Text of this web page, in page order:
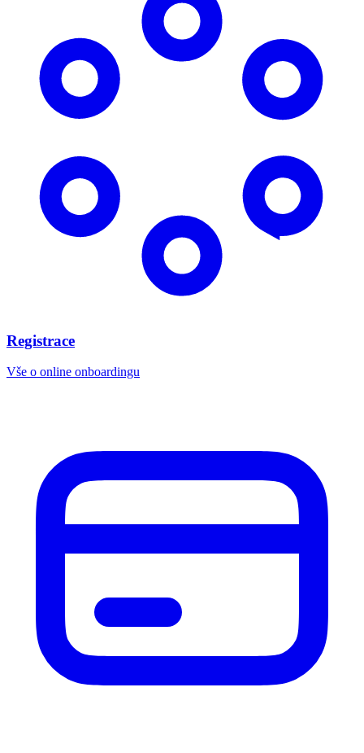
Registrace
Vše o online onboardingu